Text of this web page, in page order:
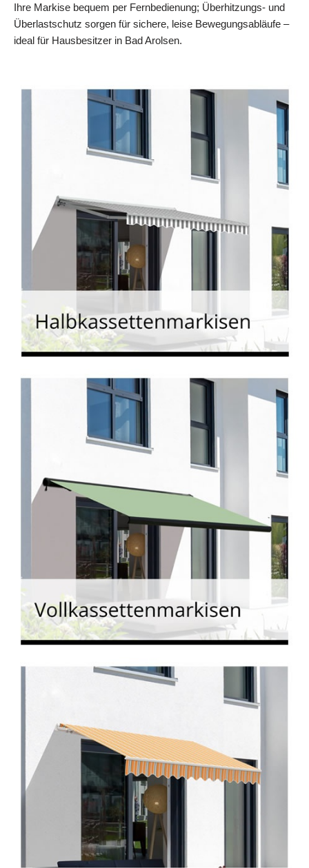
Ihre Markise bequem per Fernbedienung; Überhitzungs‑ und
Überlastschutz sorgen für sichere, leise Bewegungsabläufe –
ideal für Hausbesitzer in Bad Arolsen.